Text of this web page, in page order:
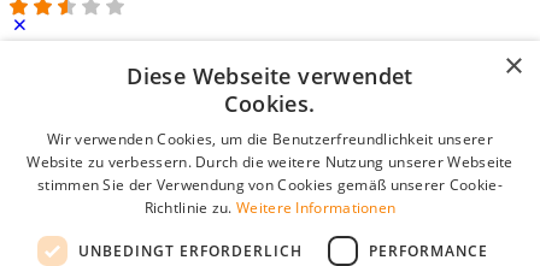
Login für Unternehmen
Passwort
Angemeldet bleiben
Passwort vergessen?
×
Diese Webseite verwendet
Cookies.
Wir verwenden Cookies, um die Benutzerfreundlichkeit unserer
Website zu verbessern. Durch die weitere Nutzung unserer Webseite
stimmen Sie der Verwendung von Cookies gemäß unserer Cookie-
Richtlinie zu. Weitere Informationen
UNBEDINGT ERFORDERLICH PERFORMANCE